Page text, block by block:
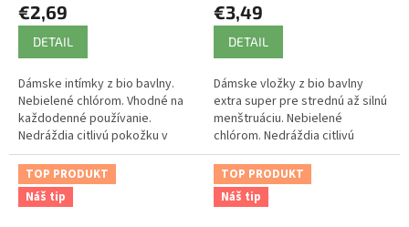
€2,69
DETAIL
Dámske intímky z bio bavlny.
Nebielené chlórom. Vhodné na
každodenné používanie.
Nedráždia citlivú pokožku v
intímnej oblasti. Prírodný
materiál umožňuje pokožke
dýchať.
€3,49
DETAIL
Dámske vložky z bio bavlny
extra super pre strednú až silnú
menštruáciu. Nebielené
chlórom. Nedráždia citlivú
pokožku v intímnej oblasti.
Prírodný materiál umožňuje
pokožke dýchať
TOP PRODUKT
Náš tip
TOP PRODUKT
Náš tip